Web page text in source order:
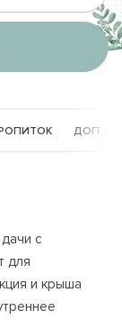
ДОП.
с
для
и крыша